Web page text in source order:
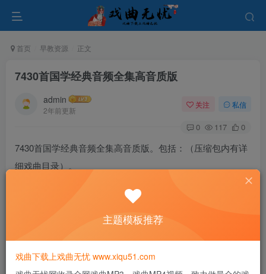
首页 早教资源 正文
7430首国学经典音频全集高音质版
admin
2年前更新
关注 私信
0 117 0
7430首国学经典音频全集高音质版。包括：（压缩包内有详
细戏曲目录）。
国学是中国传统文化的重要组成部分，是对中国古代经典、
文化传统以及思想理念的研究和传承。学习国学，对孩子理
主题模板推荐
戏曲下载上戏曲无忧 www.xiqu51.com